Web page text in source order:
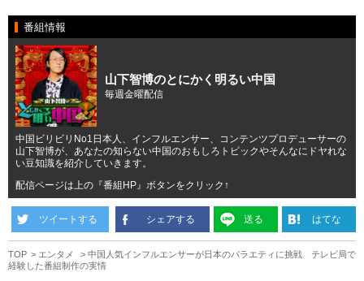
番組情報
山下智博のとにかく明るい中国
毎週金曜配信
中国ビリビリNo1日本人、インフルエンサー、コンテンツプロデューサーの
山下智博が、あなたの知らない中国のおもしろトピックやそんなにドヤれな
い豆知識を紹介していきます。
配信ページは上の『番組HP』ボタンをクリック↑
ツイートする シェアする 送る はてな
TOP エンタメ
中国人気インフルエンサーが日本のバラエティに挑戦 テレビ局で
経験した番組制作の実情